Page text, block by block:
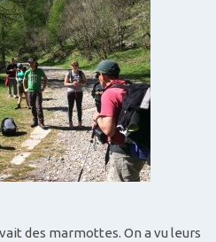
des marmottes. On a vu leurs